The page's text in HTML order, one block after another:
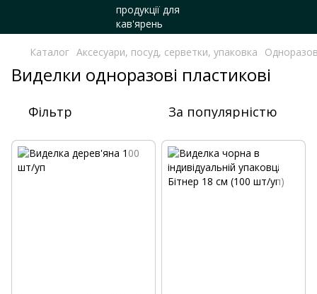
Каталог Аксесуари, посуд, серветки, упаковка
Виделки одноразові пластикові
Фільтр За популярністю